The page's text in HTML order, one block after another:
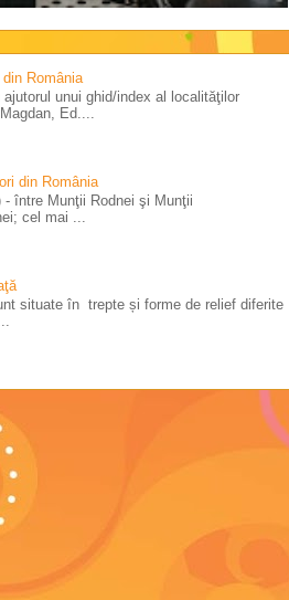
România
unui ghid/index al localităţilor
Ed....
din România
între Munţii Rodnei şi Munţii
cel mai ...
situate în trepte și forme de relief diferite